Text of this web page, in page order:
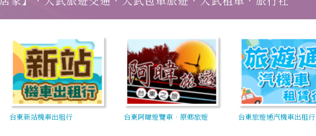
台東新站機車出租行 台東阿暐遊覽車‧原鄉旅遊 台東旅遊通汽機車出租行